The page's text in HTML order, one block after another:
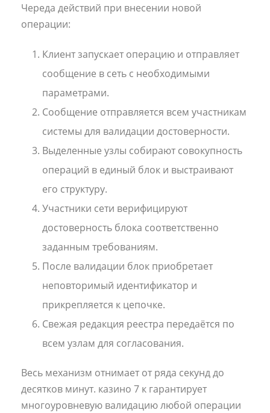
Череда действий при внесении новой
операции:
Клиент запускает операцию и отправляет
сообщение в сеть с необходимыми
параметрами.
Сообщение отправляется всем участникам
системы для валидации достоверности.
Выделенные узлы собирают совокупность
операций в единый блок и выстраивают
его структуру.
Участники сети верифицируют
достоверность блока соответственно
заданным требованиям.
После валидации блок приобретает
неповторимый идентификатор и
прикрепляется к цепочке.
Свежая редакция реестра передаётся по
всем узлам для согласования.
Весь механизм отнимает от ряда секунд до
десятков минут. казино 7 к гарантирует
многоуровневую валидацию любой операции